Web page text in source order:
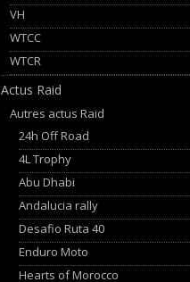
VH
WTCC
WTCR
Actus Raid
Autres actus Raid
24h Off Road
4L Trophy
Abu Dhabi
Andalucia rally
Desafio Ruta 40
Enduro Moto
Hearts of Morocco